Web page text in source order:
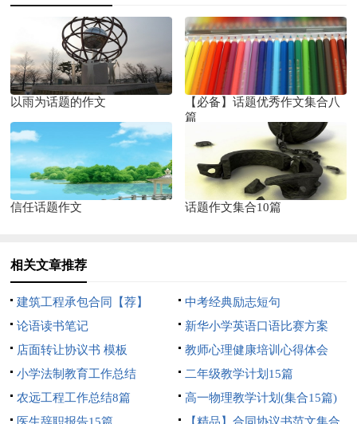
以雨为话题的作文
【必备】话题优秀作文集合八
篇
信任话题作文 话题作文集合10篇
相关文章推荐
建筑工程承包合同【荐】
中考经典励志短句
论语读书笔记
新华小学英语口语比赛方案
店面转让协议书 模板
教师心理健康培训心得体会
小学法制教育工作总结
二年级教学计划15篇
农远工程工作总结8篇
高一物理教学计划(集合15篇)